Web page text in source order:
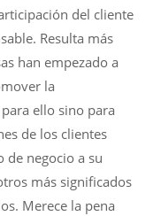
del cliente
Resulta más
han empezado a
la
ello sino para
de los clientes
de negocio a su
más significados
Merece la pena